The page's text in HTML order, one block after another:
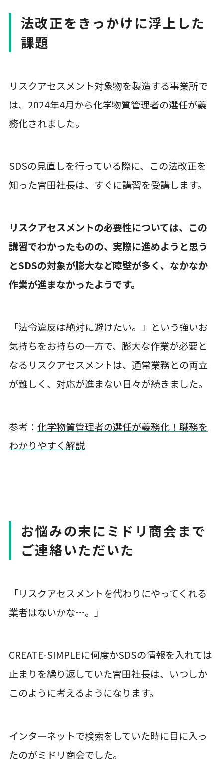
法改正をきっかけに浮上した
課題
リスクアセスメント対象物を製造する事業所で
は、2024年4月から化学物質管理者の選任が義
務化されました。
SDSの見直しを行っている際に、この法改正を
知った宮田社長は、すぐに講習を受講します。
リスクアセスメントの必要性については、この
講習でわかったものの、実際に進めようと思う
とSDSの対象が膨大など障壁が多く、なかなか
作業が進まなかったようです。
「法令違反は絶対に避けたい。」という強いお
気持ちをお持ちの一方で、膨大な作業が必要と
なるリスクアセスメントは、通常業務との両立
が難しく、対応が進まない日々が続きました。
参考： 化学物質管理者の選任が義務化！職務を
わかりやすく解説
お悩みの末にミドリ商会まで
ご連絡いただいた
「リスクアセスメントを代わりにやってくれる
業者はないかな…。」
CREATE-SIMPLEに何度かSDSの情報を入れては
止まりを繰り返していた宮田社長は、いつしか
このように考えるようになります。
インターネットで検索をしていた時に目に入っ
たのがミドリ商会でした。